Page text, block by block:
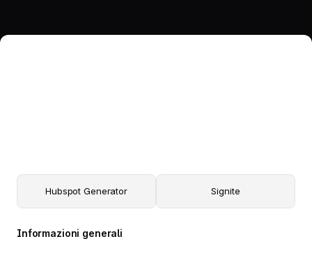
Hubspot Generator Signite
Informazioni generali